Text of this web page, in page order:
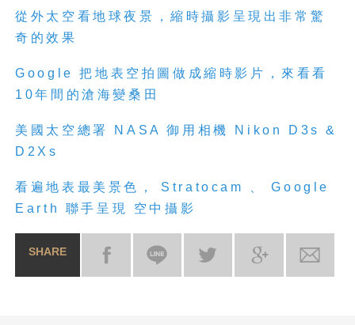
從 外 太 空 看地球夜景，縮時攝影呈現出非常驚
奇的效果
Google 把地表 空 拍圖做成縮時影片，來看看
10年間的滄海變桑田
美國 太 空 總署 NASA 御用相機 Nikon D3s &
D2Xs
看遍地表最美景色， Stratocam 、 Google
Earth 聯手呈現 空中攝影
SHARE